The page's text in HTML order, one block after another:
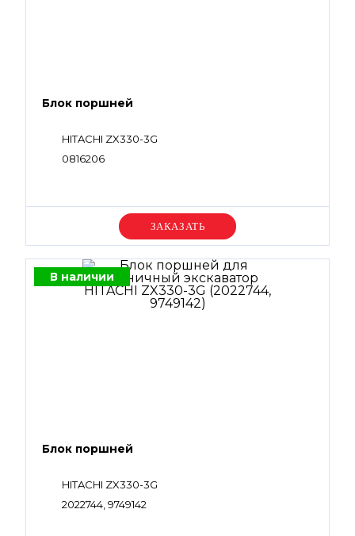
Блок поршней
HITACHI ZX330-3G
0816206
Уточняйте цену
В наличии
Блок поршней
HITACHI ZX330-3G
2022744, 9749142